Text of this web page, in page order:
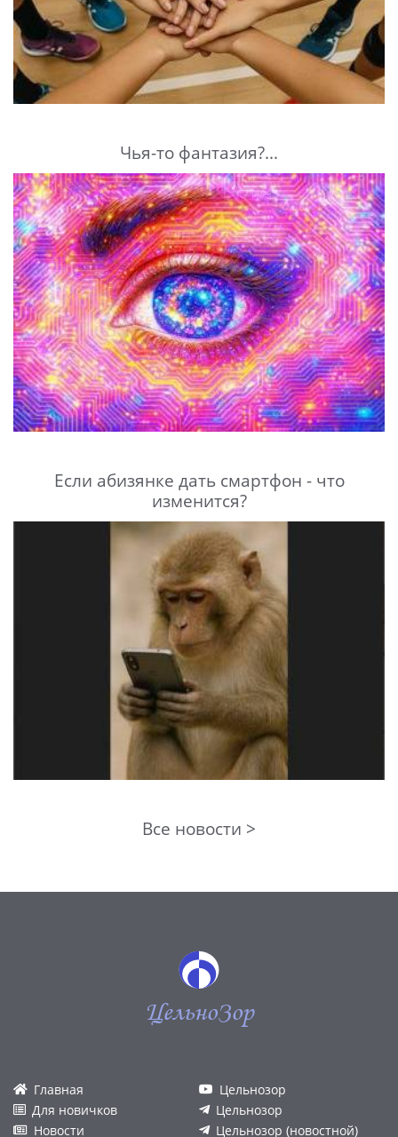
Чья-то фантазия?...
Если абизянке дать смартфон - что
изменится?
Все новости >
ЦельноЗор
Главная
Для новичков
Новости
Цельнозор
Цельнозор
Цельнозор (новостной)